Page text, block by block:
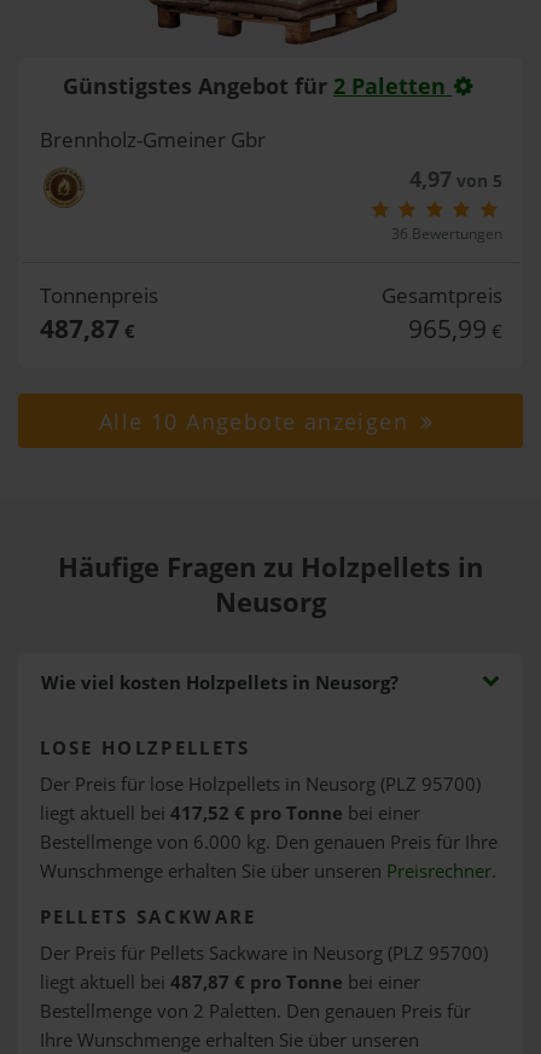
Günstigstes Angebot für 2 Paletten
Brennholz-Gmeiner Gbr
4,97von 5
36 Bewertungen
Tonnenpreis
487,87 €
Gesamtpreis
965,99 €
Alle 10 Angebote anzeigen
Häufige Fragen zu Holzpellets in
Neusorg
Wie viel kosten Holzpellets in Neusorg?
LOSE HOLZPELLETS
Der Preis für lose Holzpellets in Neusorg (PLZ 95700)
liegt aktuell bei 417,52 € pro Tonne bei einer
Bestellmenge von 6.000 kg. Den genauen Preis für Ihre
Wunschmenge erhalten Sie über unseren Preisrechner.
PELLETS SACKWARE
Der Preis für Pellets Sackware in Neusorg (PLZ 95700)
liegt aktuell bei 487,87 € pro Tonne bei einer
Bestellmenge von 2 Paletten. Den genauen Preis für
Ihre Wunschmenge erhalten Sie über unseren